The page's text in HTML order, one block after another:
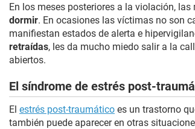
En los meses posteriores a la violación,
dormir. En ocasiones las víctimas no son
manifiestan estados de alerta e
retraídas, les da mucho miedo salir a la
abiertos.
El síndrome de estrés post-
El estrés post-traumático es un trastorno
también puede aparecer en otras